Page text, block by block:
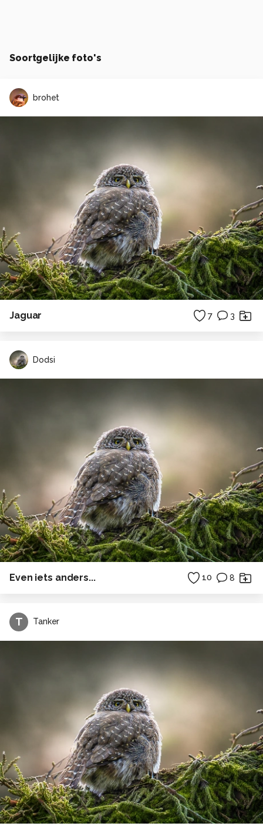
Soortgelijke foto's
brohet
Jaguar 7 3
Dodsi
Even iets anders... 10 8
T Tanker